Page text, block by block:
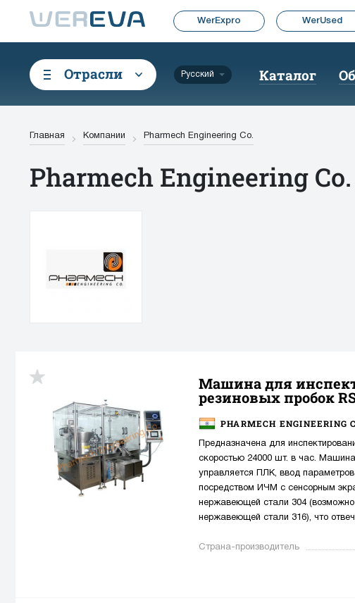
WerExpro WerUsed
Отрасли Русский Каталог
Главная Компании Pharmech Engineering Co.
Pharmech Engineering Co.
Машина для
резиновых пробок
PHARMECH ENGINEERING
Предназначена для
скоростью 24000 шт. в час.
управляется ПЛК, ввод
посредством ИЧМ с сенсорным
нержавеющей стали 304 (возможно
нержавеющей стали 316), что
Страна-производитель